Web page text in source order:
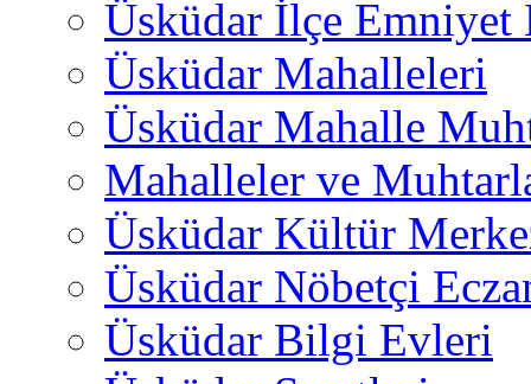
Üsküdar İlçe
Üsküdar Mahalleleri
Üsküdar Mahalle
Mahalleler ve
Üsküdar Kültür
Üsküdar Nöbetçi
Üsküdar Bilgi Evleri